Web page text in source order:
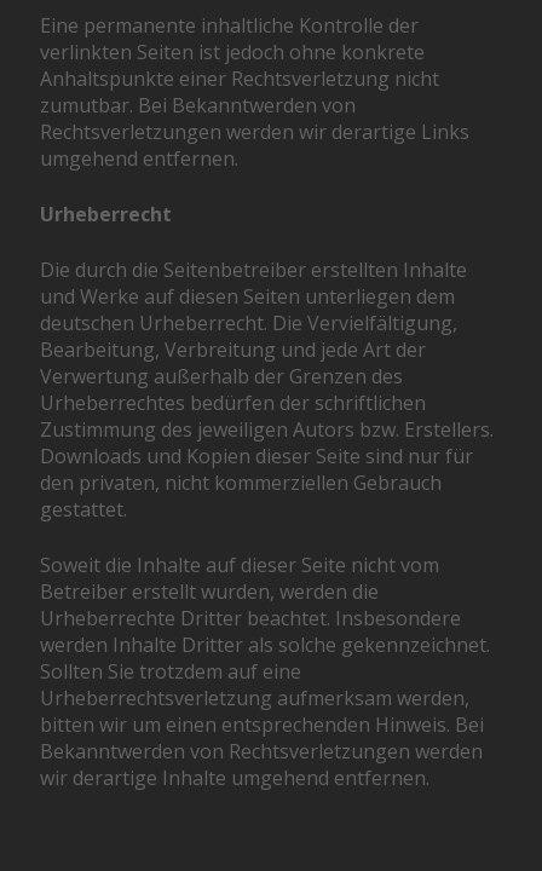
Eine permanente inhaltliche Kontrolle der
verlinkten Seiten ist jedoch ohne konkrete
Anhaltspunkte einer Rechtsverletzung nicht
zumutbar. Bei Bekanntwerden von
Rechtsverletzungen werden wir derartige Links
umgehend entfernen.
Urheberrecht
Die durch die Seitenbetreiber erstellten Inhalte
und Werke auf diesen Seiten unterliegen dem
deutschen Urheberrecht. Die Vervielfältigung,
Bearbeitung, Verbreitung und jede Art der
Verwertung außerhalb der Grenzen des
Urheberrechtes bedürfen der schriftlichen
Zustimmung des jeweiligen Autors bzw. Erstellers.
Downloads und Kopien dieser Seite sind nur für
den privaten, nicht kommerziellen Gebrauch
gestattet.
Soweit die Inhalte auf dieser Seite nicht vom
Betreiber erstellt wurden, werden die
Urheberrechte Dritter beachtet. Insbesondere
werden Inhalte Dritter als solche gekennzeichnet.
Sollten Sie trotzdem auf eine
Urheberrechtsverletzung aufmerksam werden,
bitten wir um einen entsprechenden Hinweis. Bei
Bekanntwerden von Rechtsverletzungen werden
wir derartige Inhalte umgehend entfernen.